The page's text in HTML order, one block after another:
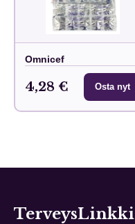
Omnicef
4,28 € Osta nyt
TerveysLinkki